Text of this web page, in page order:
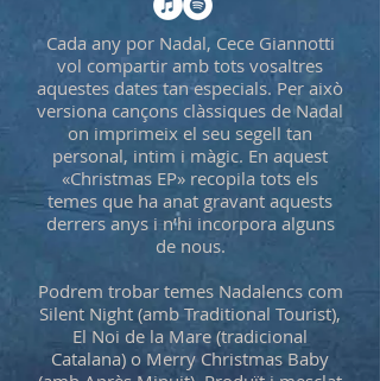
Cada any por Nadal, Cece Giannotti
vol compartir amb tots vosaltres
aquestes dates tan especials. Per això
versiona cançons clàssiques de Nadal
on imprimeix el seu segell tan
personal, intim i màgic. En aquest
«Christmas EP» recopila tots els
temes que ha anat gravant aquests
derrers anys i n’hi incorpora alguns
de nous.
Podrem trobar temes Nadalencs com
Silent Night (amb Traditional Tourist),
El Noi de la Mare (tradicional
Catalana) o Merry Christmas Baby